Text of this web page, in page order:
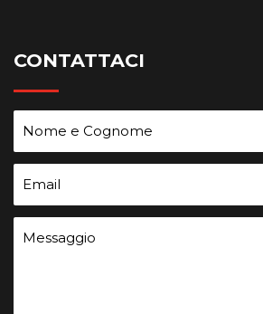
CONTATTACI